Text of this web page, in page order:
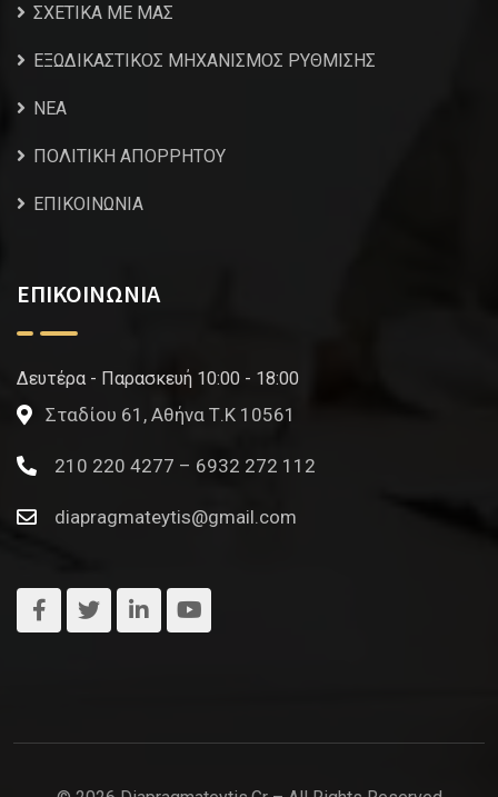
ΣΧΕΤΙΚΑ ΜΕ ΜΑΣ
ΕΞΩΔΙΚΑΣΤΙΚΟΣ ΜΗΧΑΝΙΣΜΟΣ ΡΥΘΜΙΣΗΣ
NEA
ΠΟΛΙΤΙΚΗ ΑΠΟΡΡΗΤΟΥ
ΕΠΙΚΟΙΝΩΝΙΑ
ΕΠΙΚΟΙΝΩΝΙΑ
Δευτέρα - Παρασκευή 10:00 - 18:00
Σταδίου 61, Αθήνα Τ.Κ 10561
210 220 4277 – 6932 272 112
diapragmateytis@gmail.com